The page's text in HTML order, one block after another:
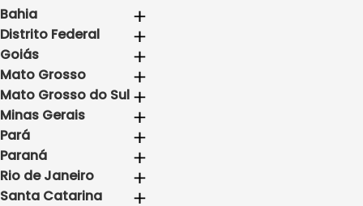
Bahia
Distrito Federal
Goiás
Mato Grosso
Mato Grosso do Sul
Minas Gerais
Pará
Paraná
Rio de Janeiro
Santa Catarina